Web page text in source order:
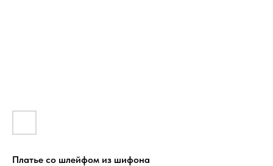
Платье со шлейфом из шифона